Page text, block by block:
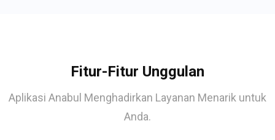
Fitur-Fitur Unggulan
Aplikasi Anabul Menghadirkan Layanan Menarik untuk
Anda.